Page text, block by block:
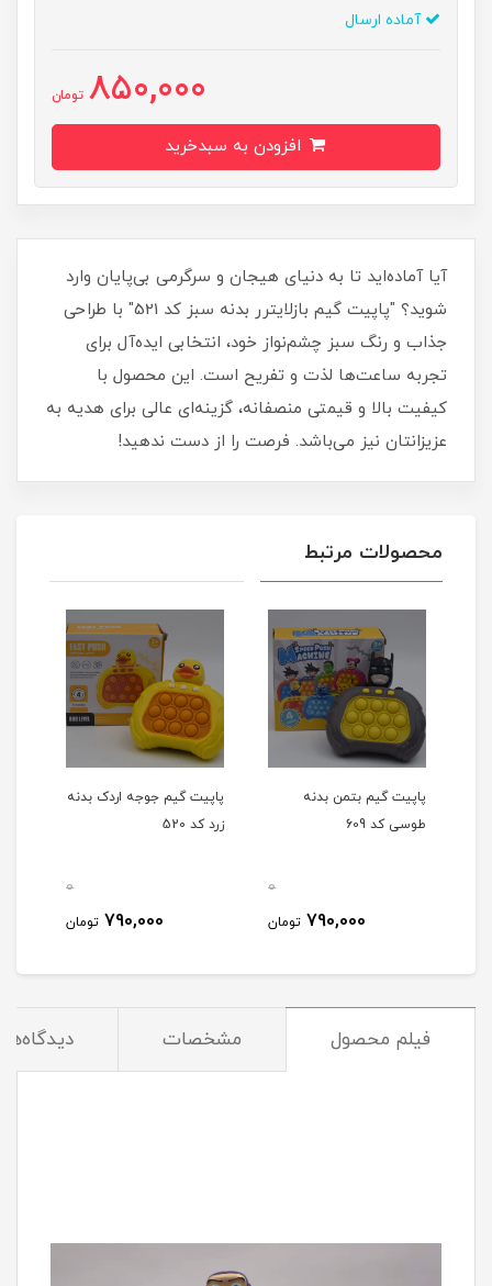
آماده ارسال
850,000 تومان
آیا آماده‌اید تا به دنیای هیجان و سرگرمی بی‌پایان وارد
شوید؟ "پاپیت گیم بازلایترر بدنه سبز کد 521" با طراحی
جذاب و رنگ سبز چشم‌نواز خود، انتخابی ایده‌آل برای
تجربه ساعت‌ها لذت و تفریح است. این محصول با
کیفیت بالا و قیمتی منصفانه، گزینه‌ای عالی برای هدیه به
عزیزانتان نیز می‌باشد. فرصت را از دست ندهید!
محصولات مرتبط
پاپیت گیم بتمن بدنه
طوسی کد 609
0
790,000 تومان
پاپیت گیم جوجه اردک بدنه
زرد کد 520
0
790,000 تومان
فیلم محصول مشخصات دیدگاه‌ها